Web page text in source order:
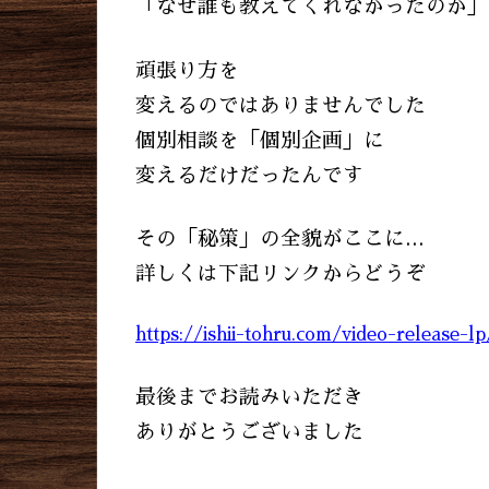
「なぜ誰も教えてくれなかったのか
頑張り方を
変えるのではありませんでした
個別相談を「個別企画」に
変えるだけだったんです
その「秘策」の全貌がここに…
詳しくは下記リンクからどうぞ
https://ishii-tohru.com/video-release-
最後までお読みいただき
ありがとうございました